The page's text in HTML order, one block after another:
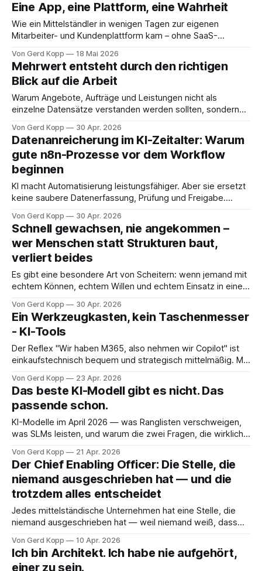
Eine App, eine Plattform, eine Wahrheit
Wie ein Mittelständler in wenigen Tagen zur eigenen
Mitarbeiter- und Kundenplattform kam – ohne SaaS-
Ausgangslage kennt jeder Geschäftsführer im Mittelstand.
Ein Vorarbeiter, eine Servicekraft, ein Monteur kommt
abends von der Baustelle, vom Kunden, vom Einsatz
zurück, im Auto liegen drei zerknitterte Tagesberichtszettel.
Die
Von Gerd Kopp 18 Mai 2026
Mehrwert entsteht durch den richtigen
Blick auf die Arbeit
Warum Angebote, Aufträge und Leistungen nicht als
einzelne Datensätze verstanden werden sollten, sondern
Anforderungen, Perspektiven und Folgeprozessen. Viele
Unternehmen denken in getrennten Stationen: Ein Angebot
wird erstellt. Ein Auftrag wird angelegt. Eine Leistung wird
geplant. Eine Arbeit wird ausgeführt. Stunden werden
Von Gerd Kopp 30 Apr. 2026
Datenanreicherung im KI-Zeitalter: Warum
gute n8n-Prozesse vor dem Workflow
beginnen
KI macht Automatisierung leistungsfähiger. Aber sie ersetzt
keine saubere Datenerfassung, Prüfung und Freigabe.
Datenanreicherung an Bedeutung. Automatisierung beginnt
oft mit einer technischen Frage: Wie kann ich diesen
Prozess in n8n automatisieren? Das ist verständlich. n8n ist
ein starkes Werkzeug, um Systeme zu verbinden,
Von Gerd Kopp 30 Apr. 2026
Schnell gewachsen, nie angekommen –
wer Menschen statt Strukturen baut,
verliert beides
Es gibt eine besondere Art von Scheitern: wenn jemand mit
echtem Können, echtem Willen und echtem Einsatz in eine
weg ist oder als Enttäuschung gilt. Nicht wegen ihm. Wegen
dem, was ihn umgab. Nur wird das selten so benannt. Ich
sehe dieses Muster
Von Gerd Kopp 30 Apr. 2026
Ein Werkzeugkasten, kein Taschenmesser
- KI-Tools
Der Reflex "Wir haben M365, also nehmen wir Copilot" ist
einkaufstechnisch bequem und strategisch mittelmäßig. Mit
Tools wieder tragfähig. Warum Claude, Antigravity, Comet
und Le Chat nicht konkurrieren, sondern in denselben
Kasten gehören.
Von Gerd Kopp 23 Apr. 2026
Das beste KI-Modell gibt es nicht. Das
passende schon.
KI-Modelle im April 2026 — was Ranglisten verschweigen,
was SLMs leisten, und warum die zwei Fragen, die wirklich
Von Gerd Kopp 21 Apr. 2026
Der Chief Enabling Officer: Die Stelle, die
niemand ausgeschrieben hat — und die
trotzdem alles entscheidet
Jedes mittelständische Unternehmen hat eine Stelle, die
niemand ausgeschrieben hat — weil niemand weiß, dass
Verbindung zwischen Sicherheit, Wertschöpfung und
strategischer Steuerung kein Methoden-, sondern ein
Von Gerd Kopp 10 Apr. 2026
Ich bin Architekt. Ich habe nie aufgehört,
einer zu sein.